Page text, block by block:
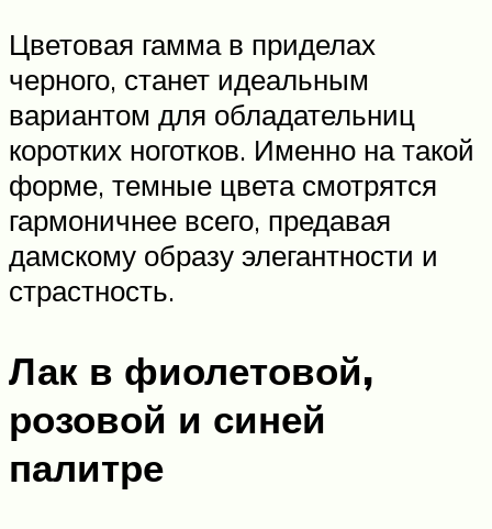
Цветовая гамма в приделах
черного, станет идеальным
вариантом для обладательниц
коротких ноготков. Именно на такой
форме, темные цвета смотрятся
гармоничнее всего, предавая
дамскому образу элегантности и
страстность.
Лак в фиолетовой,
розовой и синей
палитре